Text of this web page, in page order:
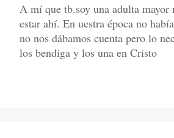
A mí que tb.soy una adulta mayor
estar ahí. En uestra época no
no nos dábamos cuenta pero lo
los bendiga y los una en Cristo